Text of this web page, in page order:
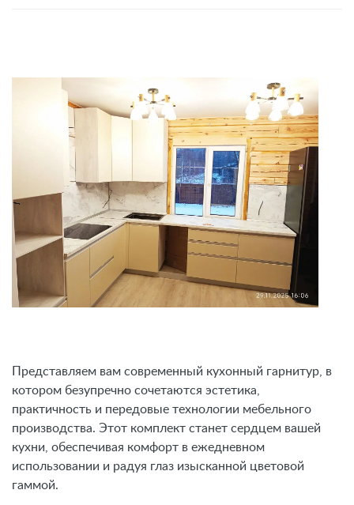
Представляем вам современный кухонный гарнитур, в
котором безупречно сочетаются эстетика,
практичность и передовые технологии мебельного
производства. Этот комплект станет сердцем вашей
кухни, обеспечивая комфорт в ежедневном
использовании и радуя глаз изысканной цветовой
гаммой.